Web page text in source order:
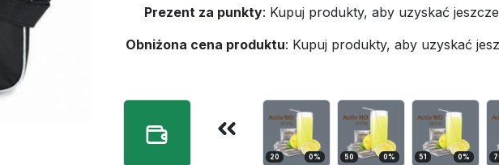
Prezent za punkty: Kupuj produkty, aby uzyskać
Obniżona cena produktu: Kupuj produkty, aby uzyskać
20 0% 50 0% 51 0%